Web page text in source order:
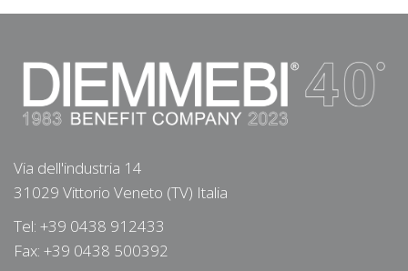
Via dell'industria 14
31029 Vittorio Veneto (TV) Italia
Tel: +39 0438 912433
Fax: +39 0438 500392